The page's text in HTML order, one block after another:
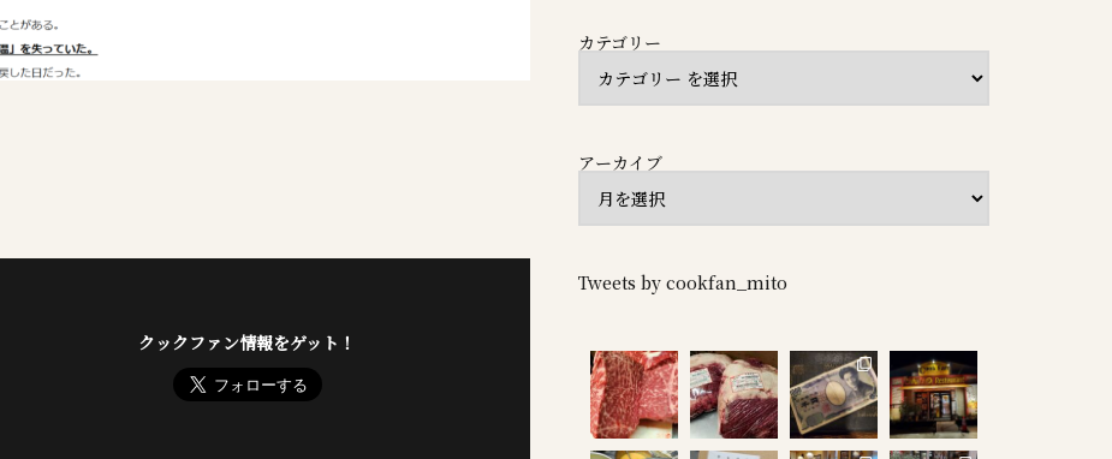
クックファン情報をゲット！
カテゴリー
アーカイブ
Tweets by cookfan_mito